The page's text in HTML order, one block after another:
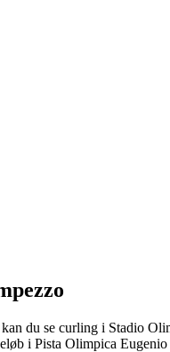
du se curling i Stadio
i Pista Olimpica